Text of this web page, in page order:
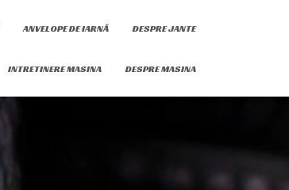
ANVELOPE DE IARNĂ DESPRE JANTE
INTRETINERE MASINA DESPRE MASINA